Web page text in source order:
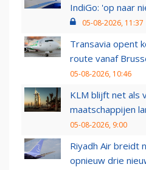
IndiGo: 'op naar
05-08-2026, 11:37
Transavia opent
route vanaf
05-08-2026, 10:46
KLM blijft net als
maatschappijen
05-08-2026, 9:00
Riyadh Air breidt
opnieuw drie